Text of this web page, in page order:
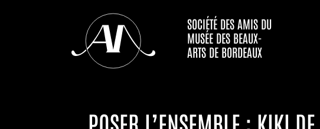
SOCIÉTÉ DES AMIS DU
MUSÉE DES BEAUX-
ARTS DE BORDEAUX